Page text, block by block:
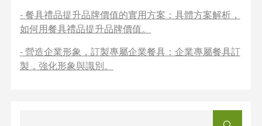
-餐具禮品提升品牌價值的實用方案 ：具體方案解析，
如何用餐具禮品提升品牌價值。
-營造企業形象，訂製專屬企業餐具：企業專屬餐具訂
製，強化形象與識別。